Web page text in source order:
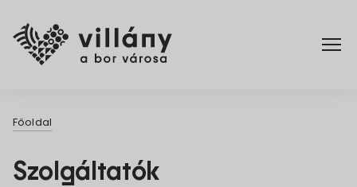
Elérhetőségek
Főoldal
Szolgáltatók